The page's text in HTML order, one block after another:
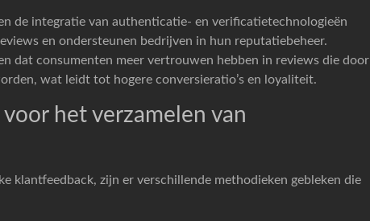
de integratie van authenticatie- en verificatietechnologieën
en ondersteunen bedrijven in hun reputatiebeheer.
dat consumenten meer vertrouwen hebben in reviews die door
wat leidt tot hogere conversieratio’s en loyaliteit.
het verzamelen van
klantfeedback, zijn er verschillende methodieken gebleken die